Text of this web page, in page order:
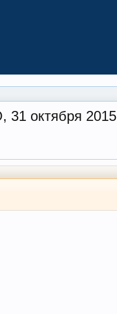
31 октября 2015